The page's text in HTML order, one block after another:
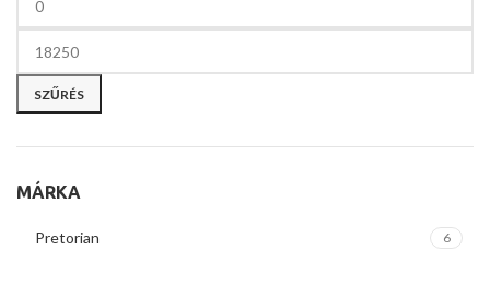
SZŰRÉS
MÁRKA
Pretorian 6